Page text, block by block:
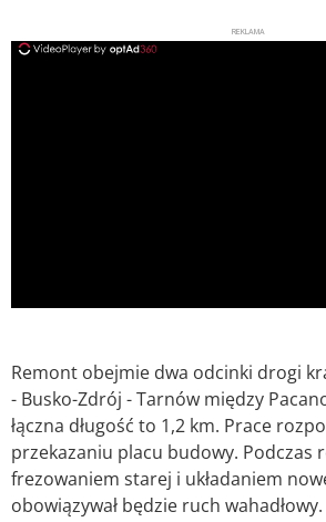
REKLAMA
Remont obejmie dwa odcinki drogi
- Busko-Zdrój - Tarnów między
łączna długość to 1,2 km. Prace
przekazaniu placu budowy. Podczas
frezowaniem starej i układaniem
obowiązywał będzie ruch wahadłowy.